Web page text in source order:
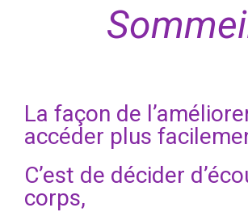
La façon de
accéder plus
C’est de décider
corps,